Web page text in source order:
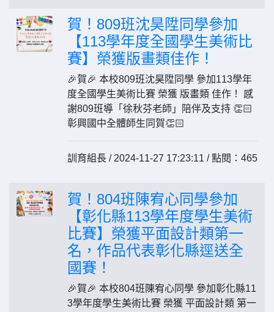
賀！809班沈昊陞同學參加
【113學年度全國學生美術比
賽】榮獲版畫類佳作！
🎉賀🎉 本校809班沈昊陞同學 參加113學年
度全國學生美術比賽 榮獲 版畫類 佳作！ 感
謝809班導「徐秋芬老師」陪伴及支持 👏🏻
彰興國中全體師生同賀👏🏻
訓育組長 / 2024-11-27 17:23:11 / 點閱：465
賀！804班陳宥心同學參加
【彰化縣113學年度學生美術
比賽】榮獲平面設計類第一
名，作品代表彰化縣逕送全
國賽！
🎉賀🎉 本校804班陳宥心同學 參加彰化縣11
3學年度學生美術比賽 榮獲 平面設計類 第一